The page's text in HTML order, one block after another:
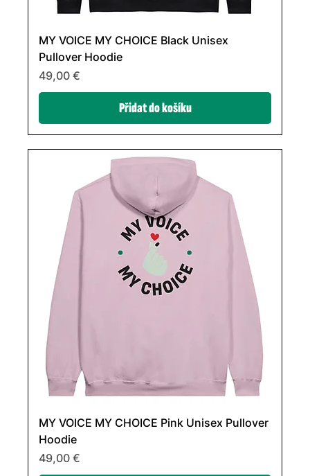
MY VOICE MY CHOICE Black Unisex
Pullover Hoodie
Cena
49,00 €
Přidat do košíku
MY VOICE MY CHOICE Pink Unisex Pullover
Hoodie
Cena
49,00 €